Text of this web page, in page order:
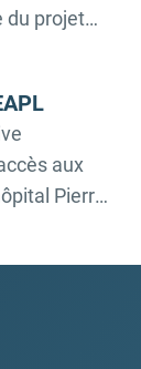
du projet
dans la
Catégorie
aux
Pierre-